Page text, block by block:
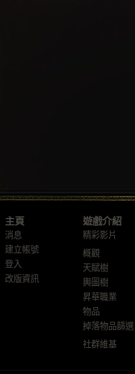
主頁
消息
建立帳號
登入
改版資訊
遊戲介紹
精彩影片
概觀
天賦樹
輿圖樹
昇華職業
物品
掉落物品篩選
社群維基